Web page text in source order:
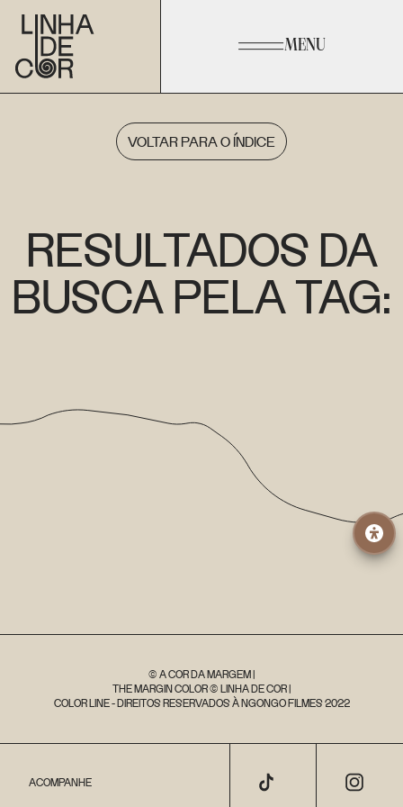
MENU
VOLTAR PARA O ÍNDICE
RESULTADOS DA
BUSCA PELA TAG:
© A COR DA MARGEM |
THE MARGIN COLOR © LINHA DE COR |
COLOR LINE - DIREITOS RESERVADOS À NGONGO FILMES 2022
ACOMPANHE